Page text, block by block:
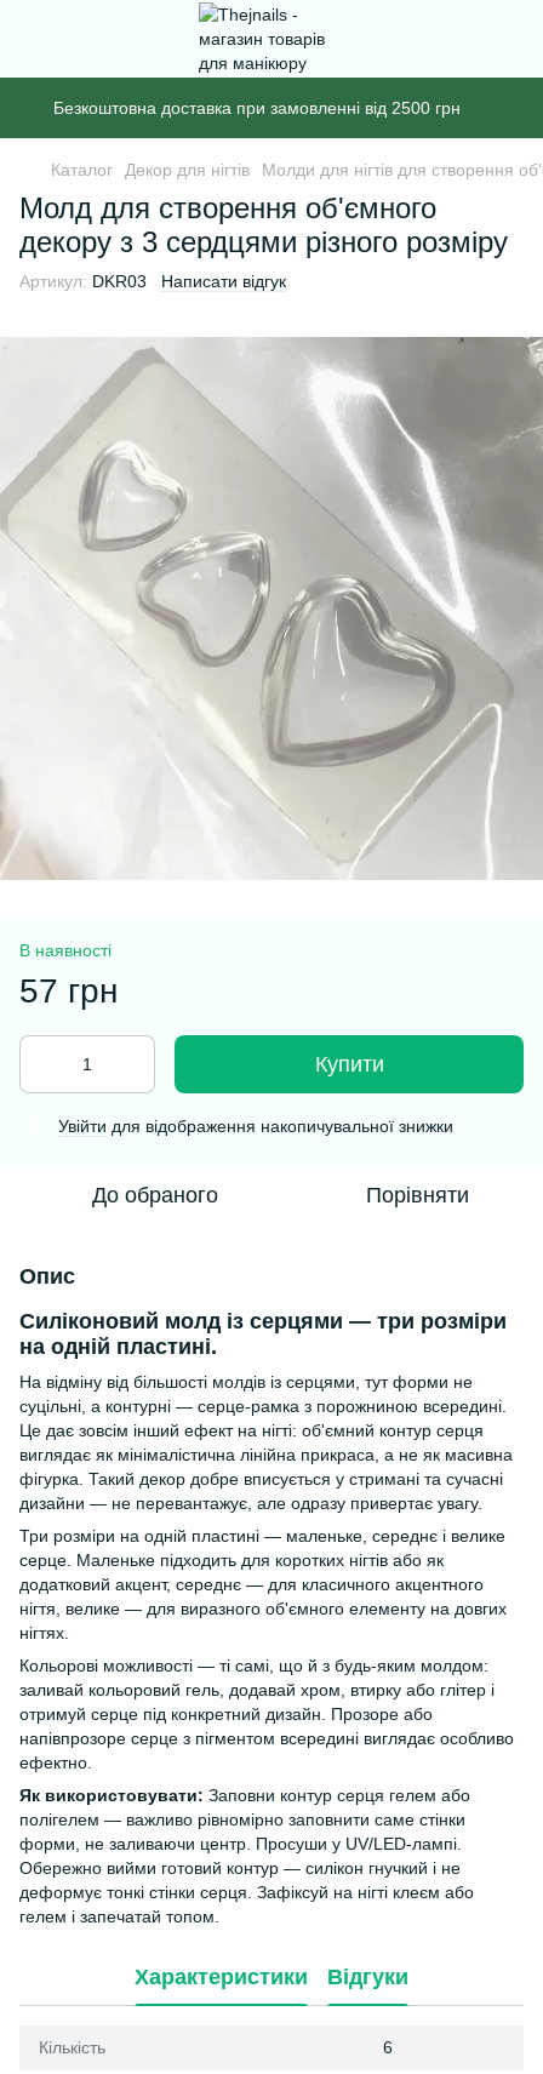
Безкоштовна доставка при замовленні від 2500 грн
Каталог Декор для нігтів Молди для нігтів для створення
Молд для створення об'ємного
декору з 3 сердцями різного розміру
Артикул: DKR03 Написати відгук
В наявності
57 грн
Купити
Увійти для відображення накопичувальної знижки
До обраного Порівняти
Опис
Силіконовий молд із серцями — три розміри
на одній пластині.
На відміну від більшості молдів із серцями, тут форми не
суцільні, а контурні — серце-рамка з порожниною всередині.
Це дає зовсім інший ефект на нігті: об'ємний контур серця
виглядає як мінімалістична лінійна прикраса, а не як масивна
фігурка. Такий декор добре вписується у стримані та сучасні
дизайни — не перевантажує, але одразу привертає увагу.
Три розміри на одній пластині — маленьке, середнє і велике
серце. Маленьке підходить для коротких нігтів або як
додатковий акцент, середнє — для класичного акцентного
нігтя, велике — для виразного об'ємного елементу на довгих
нігтях.
Кольорові можливості — ті самі, що й з будь-яким молдом:
заливай кольоровий гель, додавай хром, втирку або глітер і
отримуй серце під конкретний дизайн. Прозоре або
напівпрозоре серце з пігментом всередині виглядає особливо
ефектно.
Як використовувати: Заповни контур серця гелем або
полігелем — важливо рівномірно заповнити саме стінки
форми, не заливаючи центр. Просуши у UV/LED-лампі.
Обережно вийми готовий контур — силікон гнучкий і не
деформує тонкі стінки серця. Зафіксуй на нігті клеєм або
гелем і запечатай топом.
Характеристики Відгуки
Кількість 6